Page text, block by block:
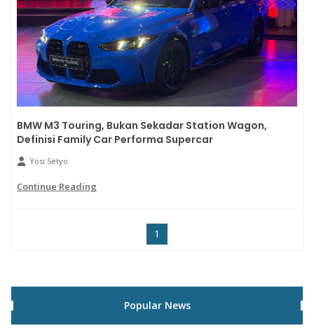
BMW M3 Touring, Bukan Sekadar Station Wagon,
Definisi Family Car Performa Supercar
Yosi Setyo
Continue Reading
1
Popular News